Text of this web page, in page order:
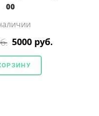
00
5000 руб.